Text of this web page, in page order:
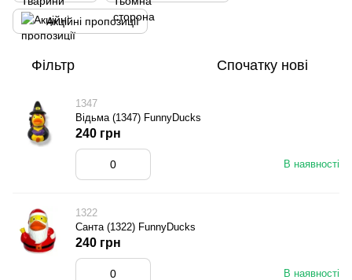
Акційні пропозиції
Фільтр Спочатку нові
1347
Відьма (1347) FunnyDucks
В наявності
240 грн
1322
Санта (1322) FunnyDucks
В наявності
240 грн